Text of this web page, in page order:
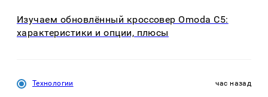
Изучаем обновлённый кроссовер Omoda C5:
характеристики и опции, плюсы
Технологии час назад